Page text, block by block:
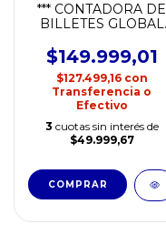
*** CONTADORA DE
BILLETES GLOBAL
$149.999,01
$127.499,16 con
Transferencia o
Efectivo
3 cuotas sin interés de
$49.999,67